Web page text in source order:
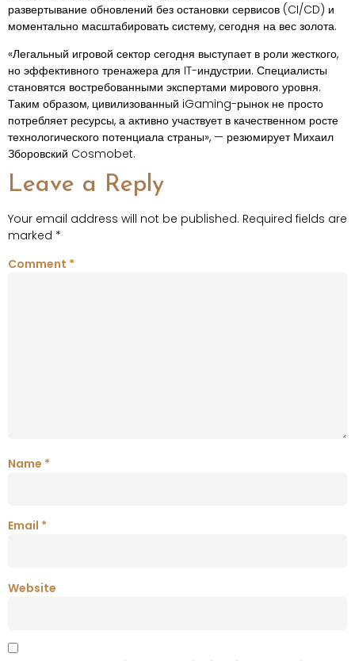
развертывание обновлений без остановки сервисов (CI/CD) и
моментально масштабировать систему, сегодня на вес золота.
«Легальный игровой сектор сегодня выступает в роли жесткого,
но эффективного тренажера для IT-индустрии. Специалисты
становятся востребованными экспертами мирового уровня.
Таким образом, цивилизованный iGaming-рынок не просто
потребляет ресурсы, а активно участвует в качественном росте
технологического потенциала страны», — резюмирует Михаил
Зборовский Cosmobet.
Leave a Reply
Your email address will not be published. Required fields are
marked *
Comment *
Name *
Email *
Website